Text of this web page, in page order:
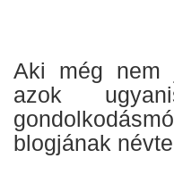
Aki még nem
azok
blogjának